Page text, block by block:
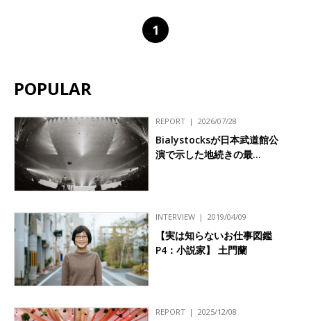
1
POPULAR
REPORT 2026/07/28
Bialystocksが日本武道館公
演で示した地続きの最…
INTERVIEW 2019/04/09
【実は知らないお仕事図鑑
P4：小説家】 土門蘭
REPORT 2025/12/08